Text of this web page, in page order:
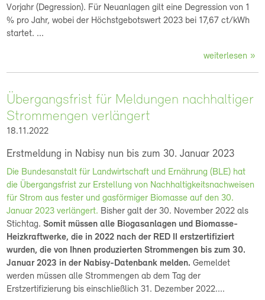
Vorjahr (Degression). Für Neuanlagen gilt eine Degression von 1
% pro Jahr, wobei der Höchstgebotswert 2023 bei 17,67 ct/kWh
startet. ...
weiterlesen
Übergangsfrist für Meldungen nachhaltiger
Strommengen verlängert
18.11.2022
Erstmeldung in Nabisy nun bis zum 30. Januar 2023
Die Bundesanstalt für Landwirtschaft und Ernährung (BLE) hat
die Übergangsfrist zur Erstellung von Nachhaltigkeitsnachweisen
für Strom aus fester und gasförmiger Biomasse auf den 30.
Januar 2023 verlängert. Bisher galt der 30. November 2022 als
Stichtag.Somit müssen alle Biogasanlagen und Biomasse-
Heizkraftwerke, die in 2022 nach der RED II erstzertifiziert
wurden, die von Ihnen produzierten Strommengen bis zum 30.
Januar 2023 in der Nabisy-Datenbank melden. Gemeldet
werden müssen alle Strommengen ab dem Tag der
Erstzertifizierung bis einschließlich 31. Dezember 2022....